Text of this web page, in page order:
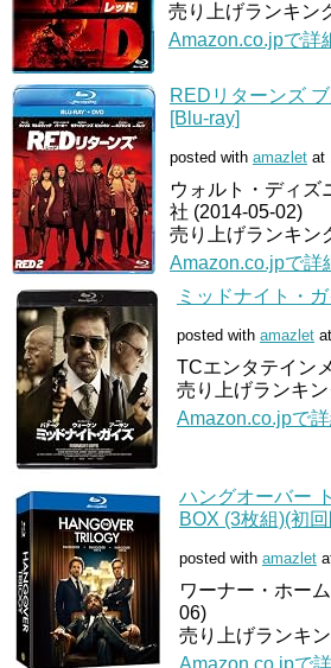
売り上げランキン
Amazon.co.jpで詳
REDリターンズ
[Blu-ray]
posted with amazlet at
ウォルト・ディズ
社 (2014-05-02)
売り上げランキン
Amazon.co.jpで詳
ミッドナイト・
posted with amazlet
TCエンタテイン
売り上げランキ
Amazon.co.jpで
ハングオーバー
BOX (3枚組)(初
posted with amazlet
ワーナー・ホー
06)
売り上げランキ
Amazon.co.jpで